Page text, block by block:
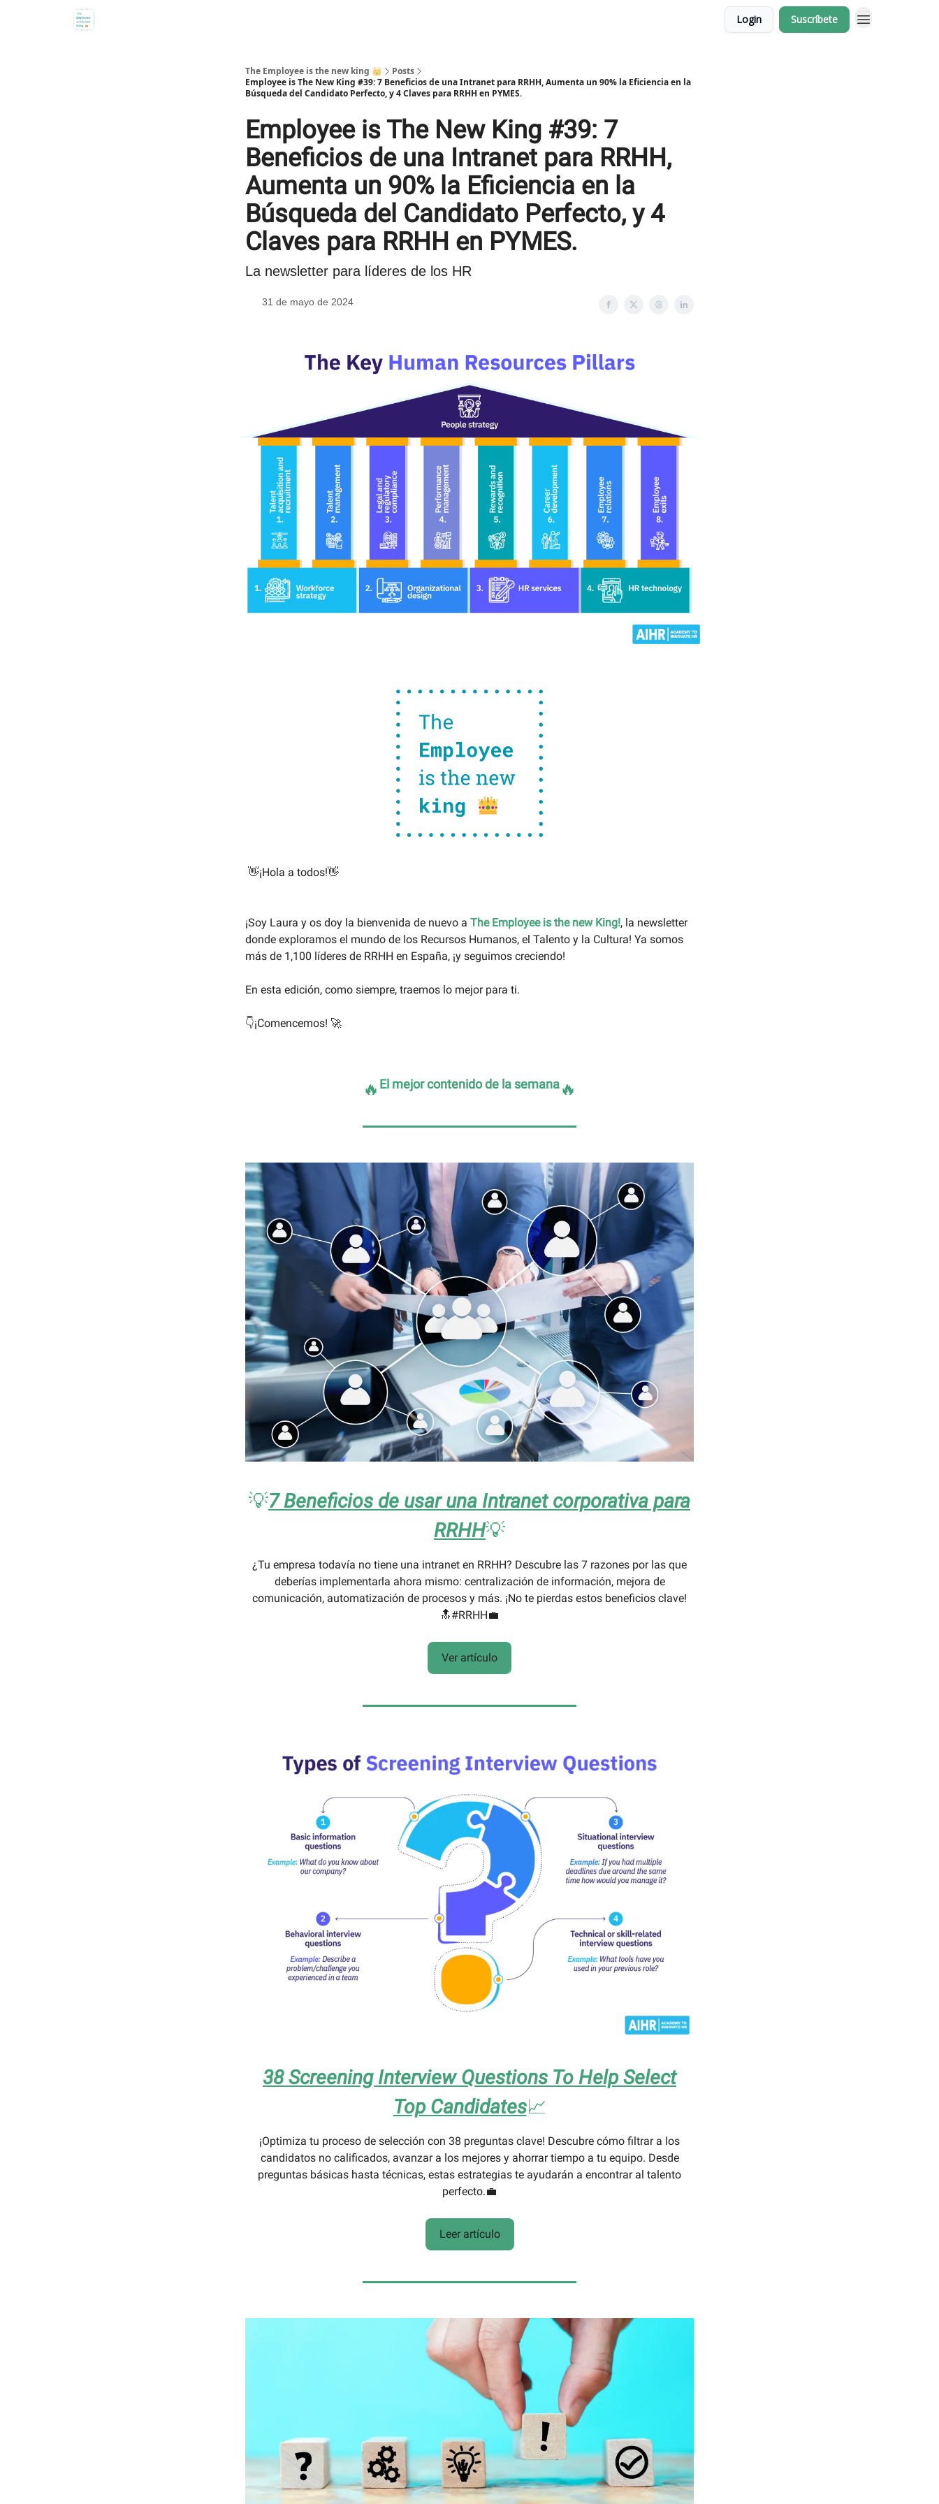
Login Suscríbete
The Employee is the new king 👑
Posts
Employee is The New King #39: 7 Beneficios de una Intranet para RRHH, Aumenta un 90% la Eficiencia en la
Búsqueda del Candidato Perfecto, y 4 Claves para RRHH en PYMES.
Employee is The New King #39: 7
Beneficios de una Intranet para RRHH,
Aumenta un 90% la Eficiencia en la
Búsqueda del Candidato Perfecto, y 4
Claves para RRHH en PYMES.
La newsletter para líderes de los HR
31 de mayo de 2024
👋¡Hola a todos!👋
¡Soy Laura y os doy la bienvenida de nuevo a The Employee is the new King!, la newsletter
donde exploramos el mundo de los Recursos Humanos, el Talento y la Cultura! Ya somos
más de 1,100 líderes de RRHH en España, ¡y seguimos creciendo!
En esta edición, como siempre, traemos lo mejor para ti.
👇¡Comencemos! 🚀
🔥 El mejor contenido de la semana🔥
💡7 Beneficios de usar una Intranet corporativa para
RRHH💡
¿Tu empresa todavía no tiene una intranet en RRHH? Descubre las 7 razones por las que
deberías implementarla ahora mismo: centralización de información, mejora de
comunicación, automatización de procesos y más. ¡No te pierdas estos beneficios clave!
🔝#RRHH💼
Ver artículo
38 Screening Interview Questions To Help Select
Top Candidates📈
¡Optimiza tu proceso de selección con 38 preguntas clave! Descubre cómo filtrar a los
candidatos no calificados, avanzar a los mejores y ahorrar tiempo a tu equipo. Desde
preguntas básicas hasta técnicas, estas estrategias te ayudarán a encontrar al talento
perfecto.💼
Leer artículo